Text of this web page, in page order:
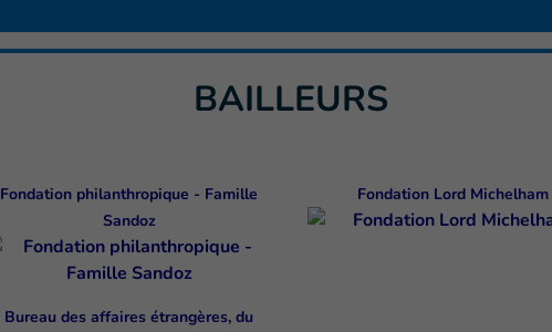
BAILLEURS
Fondation philanthropique - Famille
Sandoz
Fondation Lord Michelham
Bureau des affaires étrangères, du